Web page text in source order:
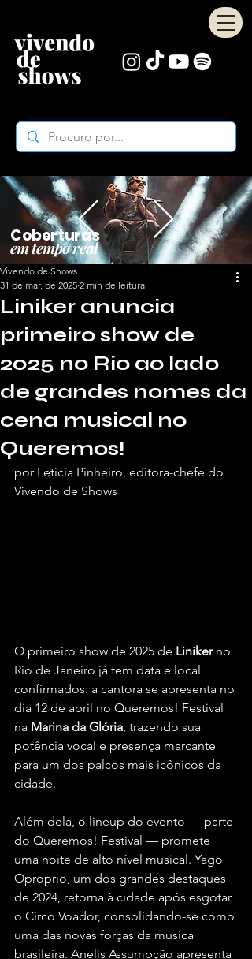
Coberturas
em tempo real
Liniker anuncia
primeiro show de
2025 no Rio ao lado
de grandes nomes da
cena musical no
Queremos!
Vivendo de Shows
31 de mar. de 2025 2 min de leitura
por Letícia Pinheiro, editora-chefe do
Vivendo de Shows
O primeiro show de 2025 de Liniker no
Rio de Janeiro já tem data e local
confirmados: a cantora se apresenta no
dia 12 de abril no Queremos! Festival
na Marina da Glória , trazendo sua
potência vocal e presença marcante
para um dos palcos mais icônicos da
cidade.
Além dela, o lineup do evento — parte
do Queremos! Festival — promete
uma noite de alto nível musical. Yago
Oproprio, um dos grandes destaques
de 2024, retorna à cidade após esgotar
o Circo Voador, consolidando-se como
uma das novas forças da música
brasileira. Anelis Assumpção apresenta